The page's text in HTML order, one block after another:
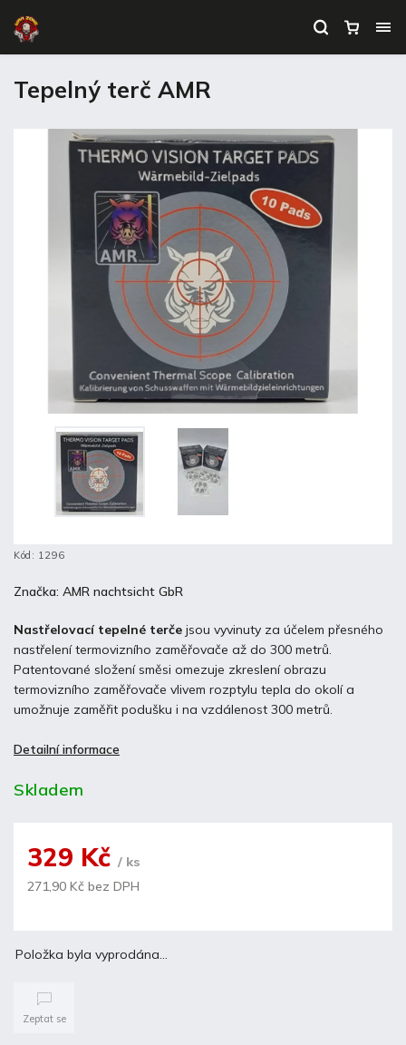
Tepelný terč AMR
Kód: 1296
Nastřelovací tepelné terče jsou vyvinuty za účelem přesného
nastřelení termovizního zaměřovače až do 300 metrů.
Patentované složení směsi omezuje zkreslení obrazu
termovizního zaměřovače vlivem rozptylu tepla do okolí a
umožnuje zaměřit podušku i na vzdálenost 300 metrů.
Detailní informace
Značka: AMR nachtsicht GbR
Skladem
329 Kč / ks
271,90 Kč bez DPH
Položka byla vyprodána…
Zeptat se